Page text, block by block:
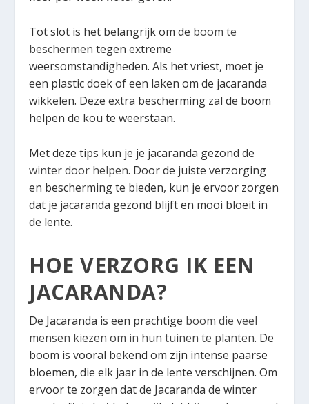
Tot slot is het belangrijk om de boom te
beschermen tegen extreme
weersomstandigheden. Als het vriest, moet je
een plastic doek of een laken om de jacaranda
wikkelen. Deze extra bescherming zal de boom
helpen de kou te weerstaan.
Met deze tips kun je je jacaranda gezond de
winter door helpen. Door de juiste verzorging
en bescherming te bieden, kun je ervoor zorgen
dat je jacaranda gezond blijft en mooi bloeit in
de lente.
HOE VERZORG IK EEN
JACARANDA?
De Jacaranda is een prachtige boom die veel
mensen kiezen om in hun tuinen te planten. De
boom is vooral bekend om zijn intense paarse
bloemen, die elk jaar in de lente verschijnen. Om
ervoor te zorgen dat de Jacaranda de winter